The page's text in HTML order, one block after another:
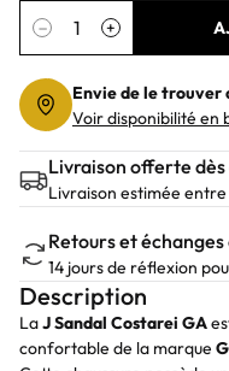
Quantité
− +
Envie de le trouver
Voir disponibilité en
Livraison offerte
Livraison estimée entre
Retours et
14 jours de réflexion
Description
LaJ Sandal Costarei GA
confortable de la marque